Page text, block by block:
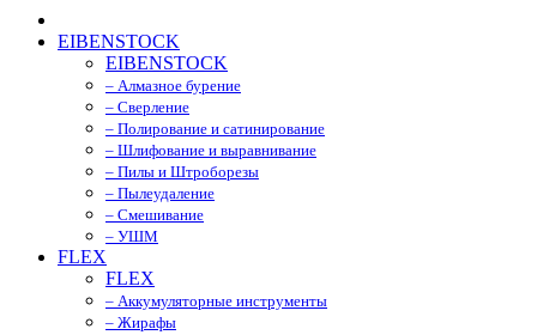
EIBENSTOCK
EIBENSTOCK
– Алмазное бурение
– Сверление
– Полирование и сатинирование
– Шлифование и выравнивание
– Пилы и Штроборезы
– Пылеудаление
– Смешивание
– УШМ
FLEX
FLEX
– Аккумуляторные инструменты
– Жирафы